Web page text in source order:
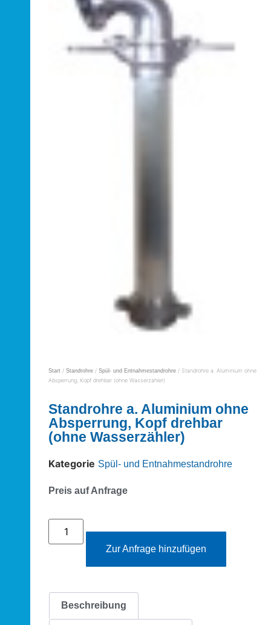
Start / Standrohre / Spül- und Entnahmestandrohre / Standrohre a. Aluminium ohne
Absperrung, Kopf drehbar (ohne Wasserzähler)
Standrohre a. Aluminium ohne
Absperrung, Kopf drehbar
(ohne Wasserzähler)
Kategorie Spül- und Entnahmestandrohre
Preis auf Anfrage
Zur Anfrage hinzufügen
Beschreibung